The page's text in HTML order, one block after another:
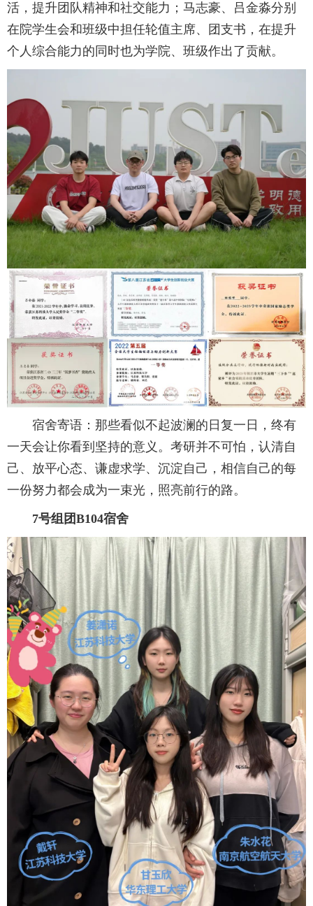
活，提升团队精神和社交能力；马志豪、吕金淼分别
在院学生会和班级中担任轮值主席、团支书，在提升
个人综合能力的同时也为学院、班级作出了贡献。
宿舍寄语：那些看似不起波澜的日复一日，终有
一天会让你看到坚持的意义。考研并不可怕，认清自
己、放平心态、谦虚求学、沉淀自己，相信自己的每
一份努力都会成为一束光，照亮前行的路。
7号组团B104宿舍